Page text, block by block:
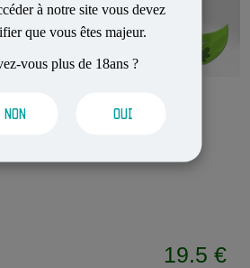
à notre site vous devez
que vous êtes majeur.
vous plus de 18ans ?
NON OUI
Discrète
19.5 €